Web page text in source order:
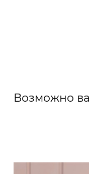
Возможно